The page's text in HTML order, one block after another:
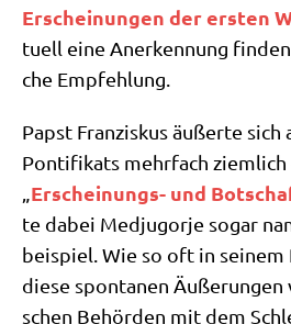
Erschei­nun­gen der ersten
tu­ell eine Aner­ken­nung
che Empfehlung.
Papst Fran­zis­kus äußer­te sich
Pon­ti­fi­kats mehr­fach
„Erschei­nungs- und
te dabei Med­jug­or­je sogar
bei­spiel. Wie so oft in
die­se spon­ta­nen
schen Behör­den mit dem